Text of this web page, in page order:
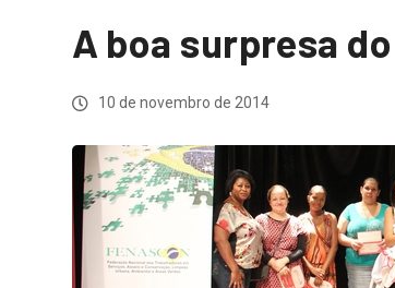
A boa surpresa
10 de novembro de 2014